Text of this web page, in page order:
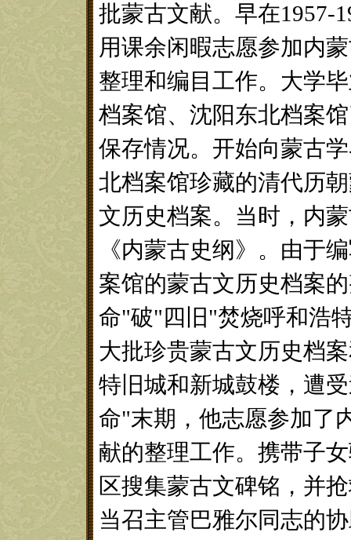
批蒙古文献。早在1957-
用课余闲暇志愿参加内
整理和编目工作。大学
档案馆、沈阳东北档案
保存情况。开始向蒙古
北档案馆珍藏的清代历
文历史档案。当时，内
《内蒙古史纲》。由于
案馆的蒙古文历史档案
命"破"四旧"焚烧呼和浩
大批珍贵蒙古文历史档
特旧城和新城鼓楼，遭
命"末期，他志愿参加了
献的整理工作。携带子
区搜集蒙古文碑铭，并
当召主管巴雅尔同志的